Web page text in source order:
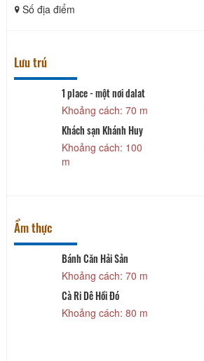
Số địa điểm
Lưu trú
1 place - một nơi dalat
Khoảng cách: 70 m
Khách sạn Khánh Huy
Khoảng cách: 100
m
Ẩm thực
Bánh Căn Hải Sản
Khoảng cách: 70 m
Cà Ri Dê Hồi Đó
Khoảng cách: 80 m